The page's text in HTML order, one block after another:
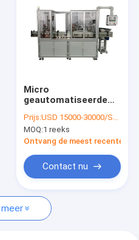
Micro
geautomatiseerde
Afdekken Machine
Kosmetische
Verpakking vullen
Prijs:USD 15000-30000/SET
MOQ:1 reeks
Ontvang de meest recente
Contact nu
meer